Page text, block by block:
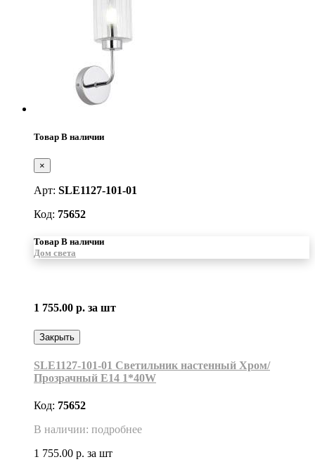
Товар В наличии
×
Арт: SLE1127-101-01
Код: 75652
Товар В наличии
Дом света
1 755.00 р. за шт
Закрыть
SLE1127-101-01 Светильник настенный Хром/
Прозрачный E14 1*40W
Код: 75652
В наличии: подробнее
1 755.00 р. за шт